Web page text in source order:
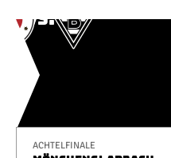
ACHTELFINALE